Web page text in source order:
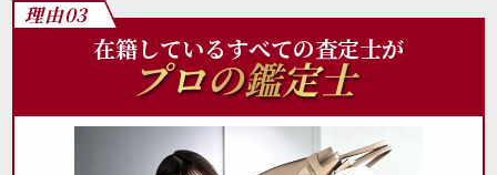
理由03
在籍しているすべての査定士が
プロの鑑定士